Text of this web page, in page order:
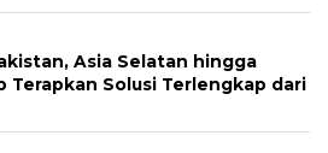
Asia Selatan hingga
Terapkan Solusi Terlengkap dari